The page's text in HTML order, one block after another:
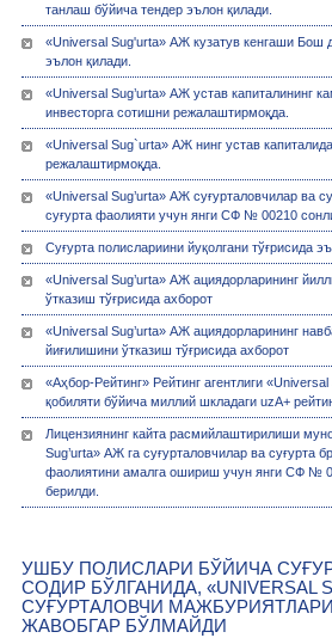
танлаш бўйича тендер эълон қилади.
«Universal Sug'urta» АЖ кузатув кенгаши Бош
эълон қилади.
«Universal Sug’urta» АЖ устав капиталининг
инвесторга сотишни режалаштирмоқда.
«Universal Sug`urta» АЖ нинг устав
режалаштирмоқда.
«Univеrsal Sug’urta» АЖ суғурталовчилар ва
суғурта фаолияти учун янги СФ № 00210
Суғурта полислариини йуқолгани тўғрисида
«Universal Sug’urta» АЖ ациядорларининг
ўтказиш тўғрисида ахборот
«Universal Sug’urta» АЖ ациядорларининг
йиғилишини ўтказиш тўғрисида ахборот
«Аҳбор-Рейтинг» Рейтинг агентлиги
қобиляти бўйича миллий шкладаги uzA+
Лицензиянинг кайта расмийлаштирилиши
Sug’urta» АЖ га суғурталовчилар ва суғурта
фаолиятини амалга ошириш учун янги СФ №
берилди.
УШБУ ПОЛИСЛАРИ БЎЙИЧА
СОДИР БЎЛГАНИДА, «UNIVERSAL
СУҒУРТАЛОВЧИ
ЖАВОБГАР БЎЛМАЙДИ